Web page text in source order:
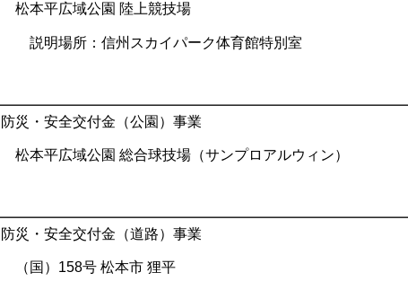
松本平広域公園 陸上競技場
説明場所：信州スカイパーク体育館特別室
防災・安全交付金（公園）事業
松本平広域公園 総合球技場（サンプロアルウィン）
防災・安全交付金（道路）事業
（国）158号 松本市 狸平